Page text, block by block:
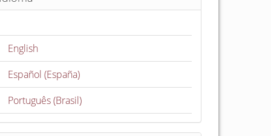
English
Español (España)
Português (Brasil)